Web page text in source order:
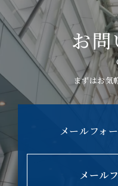
お
まずはお気
メールフォ
メール